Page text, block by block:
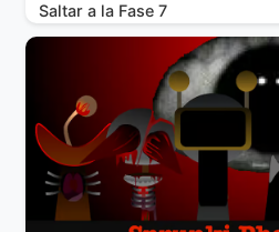
Saltar a la Fase 7